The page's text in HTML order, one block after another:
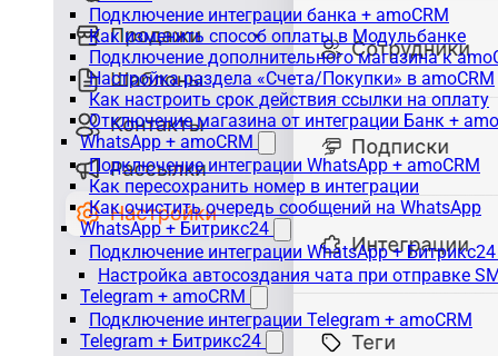
Подключение интеграции банка + amoCRM
Как изменить способ оплаты в Модульбанке
Подключение дополнительного магазина к
Настройка раздела «Счета/Покупки» в amoCRM
Как настроить срок действия ссылки на оплату
Отключение магазина от интеграции Банк +
WhatsApp + amoCRM
Подключение интеграции WhatsApp + amoCRM
Как пересохранить номер в интеграции
Как очистить очередь сообщений на WhatsApp
WhatsApp + Битрикс24
Подключение интеграции WhatsApp + Битрикс24
Настройка автосоздания чата при отправке
Telegram + amoCRM
Подключение интеграции Telegram + amoCRM
Telegram + Битрикс24